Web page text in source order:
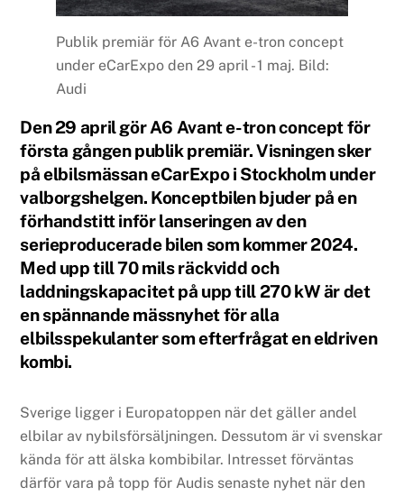
Publik premiär för A6 Avant e-tron concept
under eCarExpo den 29 april - 1 maj. Bild:
Audi
Den 29 april gör A6 Avant e-tron concept för
första gången publik premiär. Visningen sker
på elbilsmässan eCarExpo i Stockholm under
valborgshelgen. Konceptbilen bjuder på en
förhandstitt inför lanseringen av den
serieproducerade bilen som kommer 2024.
Med upp till 70 mils räckvidd och
laddningskapacitet på upp till 270 kW är det
en spännande mässnyhet för alla
elbilsspekulanter som efterfrågat en eldriven
kombi.
Sverige ligger i Europatoppen när det gäller andel
elbilar av nybilsförsäljningen. Dessutom är vi svenskar
kända för att älska kombibilar. Intresset förväntas
därför vara på topp för Audis senaste nyhet när den